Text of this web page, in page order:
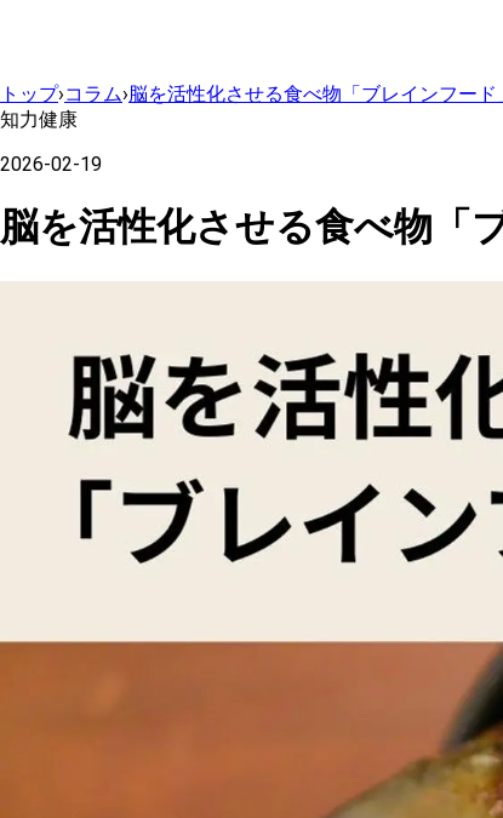
トップ›コラム›脳を活性化させる食べ物「ブレインフー
知力健康
2026-02-19
脳を活性化させる食べ物「